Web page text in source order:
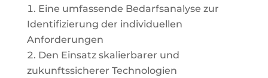
Eine umfassende Bedarfsanalyse zur
Identifizierung der individuellen
Anforderungen
Den Einsatz skalierbarer und
zukunftssicherer Technologien